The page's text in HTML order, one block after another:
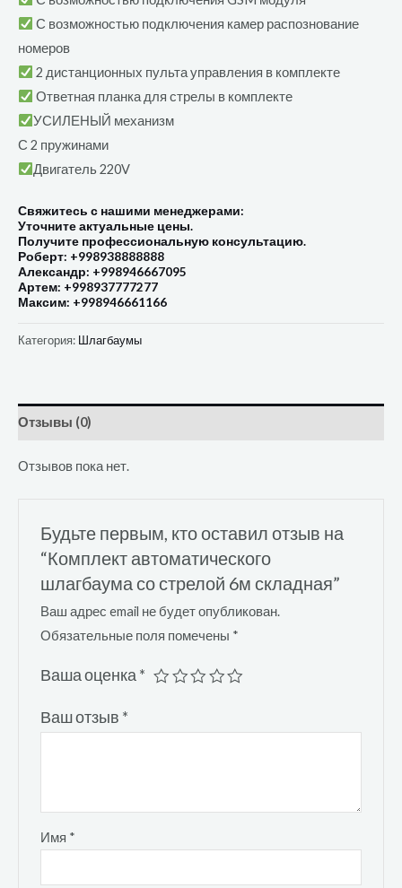
С возможностью подключения камер распознование
номеров
2 дистанционных пульта управления в комплекте
Ответная планка для стрелы в комплекте
УСИЛЕНЫЙ механизм
С 2 пружинами
Двигатель 220V
Свяжитесь с нашими менеджерами:
Уточните актуальные цены.
Получите профессиональную консультацию.
Роберт: +998938888888
Александр: +998946667095
Артем: +998937777277
Максим: +998946661166
Категория: Шлагбаумы
Отзывы (0)
Отзывов пока нет.
Будьте первым, кто оставил отзыв на
“Комплект автоматического
шлагбаума со стрелой 6м складная”
Ваш адрес email не будет опубликован.
Обязательные поля помечены *
Ваша оценка *
Ваш отзыв *
Имя *